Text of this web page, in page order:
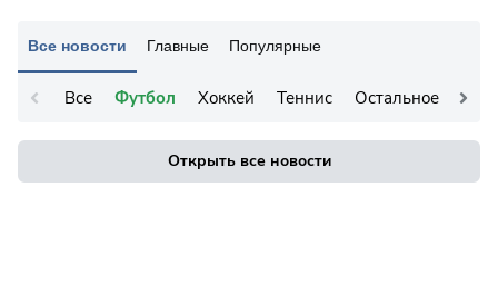
Все новости Главные Популярные
Все Футбол Хоккей Теннис Остальное
Открыть все новости